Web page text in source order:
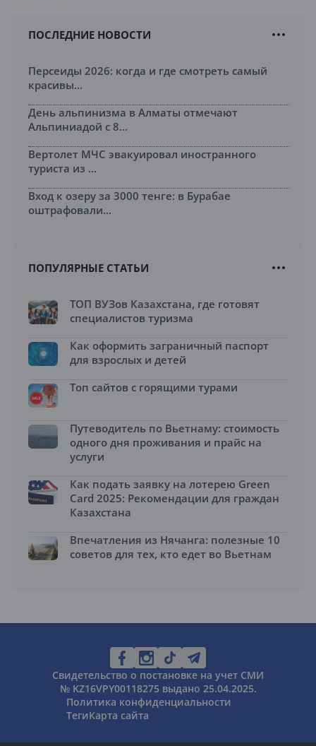
ПОСЛЕДНИЕ НОВОСТИ
Персеиды 2026: когда и где смотреть самый
красивы...
День альпинизма в Алматы отмечают
Альпиниадой с 8...
Вертолет МЧС эвакуировал иностранного
туриста из ...
Вход к озеру за 3000 тенге: в Бурабае
оштрафовали...
ПОПУЛЯРНЫЕ СТАТЬИ
ТОП ВУЗов Казахстана, где готовят
специалистов туризма
Как оформить заграничный паспорт
для взрослых и детей
Топ сайтов с горящими турами
Путеводитель по Вьетнаму: стоимость
одного дня проживания и прайс на
услуги
Как подать заявку на лотерею Green
Card 2025: Рекомендации для граждан
Казахстана
Впечатления из Нячанга: полезные 10
советов для тех, кто едет во Вьетнам
Свидетельство о постановке на учет СМИ
№ KZ16VPY00118275 выдано 25.04.2025.
Политика конфиденциальности
ТегиКарта сайта